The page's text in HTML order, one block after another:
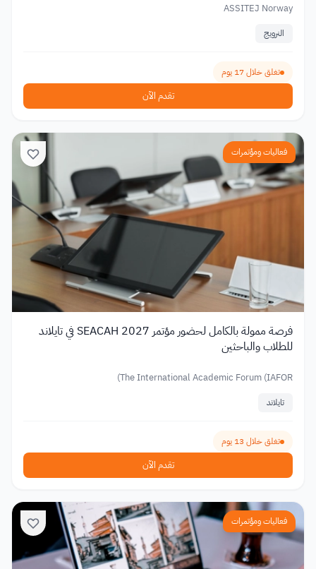
ASSITEJ Norway
النرويج
تغلق خلال 17 يوم
تقدم الآن
فعاليات ومؤتمرات
فرصة ممولة بالكامل لحضور مؤتمر SEACAH 2027 في تايلاند
للطلاب والباحثين
The International Academic Forum (IAFOR)
تايلاند
تغلق خلال 13 يوم
تقدم الآن
فعاليات ومؤتمرات